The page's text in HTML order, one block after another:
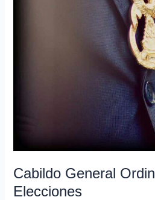
Cabildo General
Elecciones